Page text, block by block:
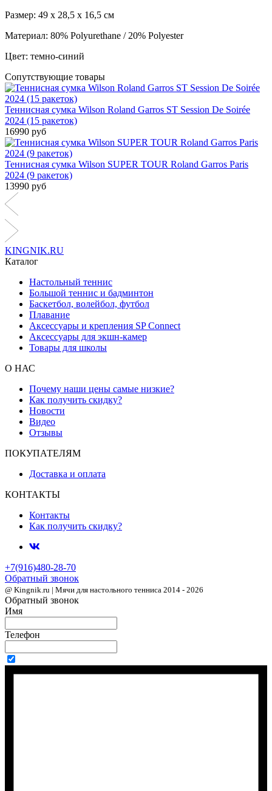
Размер: 49 х 28,5 х 16,5 см
Материал: 80% Polyurethane / 20% Polyester
Цвет: темно-синий
Сопутствующие товары
Теннисная сумка Wilson Roland Garros ST Session De Soirée
2024 (15 ракеток)
16990 руб
Теннисная сумка Wilson SUPER TOUR Roland Garros Paris
2024 (9 ракеток)
13990 руб
KINGNIK.RU
Каталог
Настольный теннис
Большой теннис и бадминтон
Баскетбол, волейбол, футбол
Плавание
Аксессуары и крепления SP Connect
Аксессуары для экшн-камер
Товары для школы
О НАС
Почему наши цены самые низкие?
Как получить скидку?
Новости
Видео
Отзывы
ПОКУПАТЕЛЯМ
Доставка и оплата
КОНТАКТЫ
Контакты
Как получить скидку?
+7(916)480-28-70
Обратный звонок
@ Kingnik.ru | Мячи для настольного тенниса 2014 - 2026
Обратный звонок
Имя
Телефон